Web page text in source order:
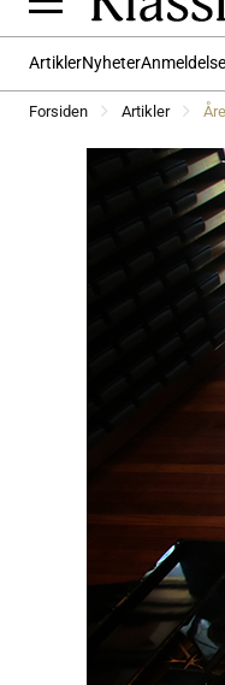
ArtiklerNyheter
Forsiden Artikler